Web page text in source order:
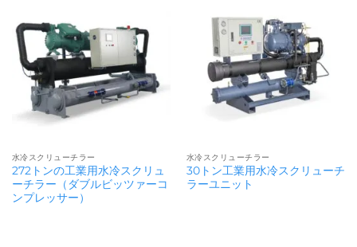
水冷スクリューチラー
272トンの工業用水冷スクリュ
ーチラー（ダブルビッツァーコ
ンプレッサー）
水冷スクリューチラー
30トン工業用水冷スクリューチ
ラーユニット